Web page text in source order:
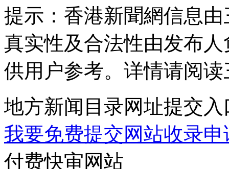
提示： 香港新聞網信息
真实性及合法性由发布
供用户参考。详情请阅
地方新闻目录网址提交入
我要免费提交网站收录申
付费快审网站